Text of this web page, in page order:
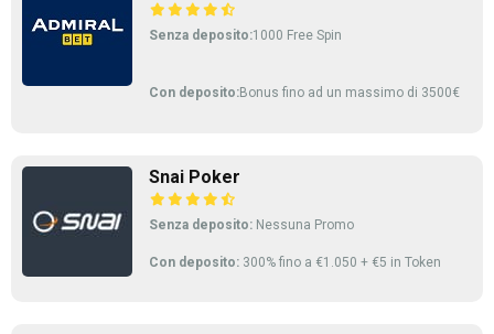
Senza deposito:1000 Free Spin
Con deposito:Bonus fino ad un massimo di 3500€
Snai Poker
Senza deposito: Nessuna Promo
Con deposito: 300% fino a €1.050 + €5 in Token